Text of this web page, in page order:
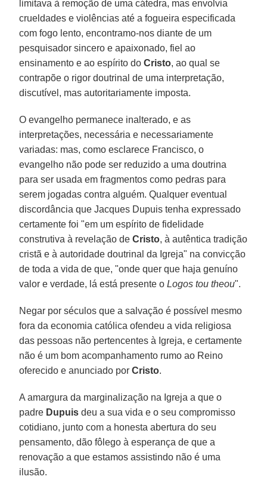
limitava à remoção de uma cátedra, mas envolvia
crueldades e violências até a fogueira especificada
com fogo lento, encontramo-nos diante de um
pesquisador sincero e apaixonado, fiel ao
ensinamento e ao espírito doCristo, ao qual se
contrapõe o rigor doutrinal de uma interpretação,
discutível, mas autoritariamente imposta.
O evangelho permanece inalterado, e as
interpretações, necessária e necessariamente
variadas: mas, como esclarece Francisco, o
evangelho não pode ser reduzido a uma doutrina
para ser usada em fragmentos como pedras para
serem jogadas contra alguém. Qualquer eventual
discordância que Jacques Dupuis tenha expressado
certamente foi "em um espírito de fidelidade
construtiva à revelação deCristo, à autêntica tradição
cristã e à autoridade doutrinal da Igreja" na convicção
de toda a vida de que, "onde quer que haja genuíno
valor e verdade, lá está presente oLogos tou theou".
Negar por séculos que a salvação é possível mesmo
fora da economia católica ofendeu a vida religiosa
das pessoas não pertencentes à Igreja, e certamente
não é um bom acompanhamento rumo ao Reino
oferecido e anunciado porCristo.
A amargura da marginalização na Igreja a que o
padre Dupuis deu a sua vida e o seu compromisso
cotidiano, junto com a honesta abertura do seu
pensamento, dão fôlego à esperança de que a
renovação a que estamos assistindo não é uma
ilusão.